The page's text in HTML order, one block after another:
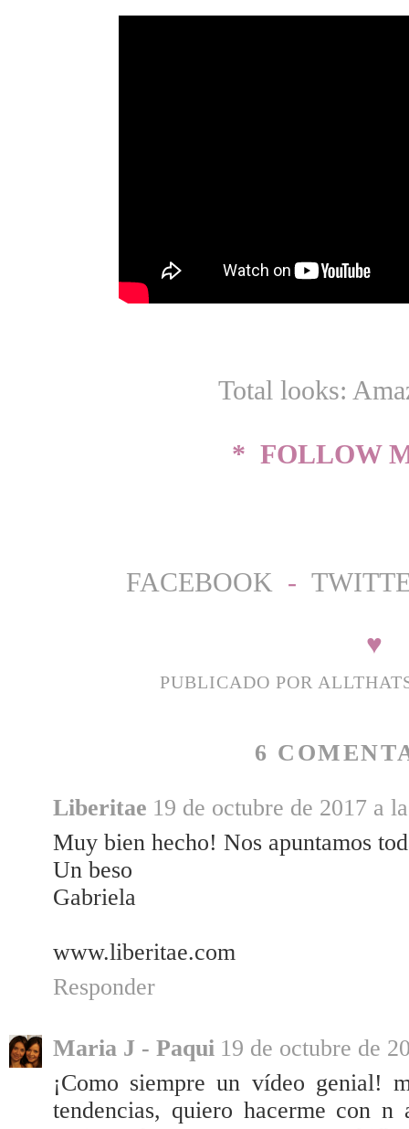
Total looks:
* FOLLOW
FACEBOOK -
♥
PUBLICADO POR
6
Liberitae 19 de octubre de 2017 a
Muy bien hecho! Nos apuntamos
Un beso
Gabriela
www.liberitae.com
Responder
Maria J - Paqui 19 de octubre de
¡Como siempre un vídeo genial!
tendencias, quiero hacerme con